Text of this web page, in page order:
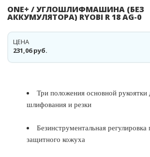
ONE+ / УГЛОШЛИФМАШИНА (БЕЗ
АККУМУЛЯТОРА) RYOBI R 18 AG-0
231,06 руб.
ЦЕНА
Три положения основной рукоятки
шлифования и резки
Безинструментальная
защитного кожуха